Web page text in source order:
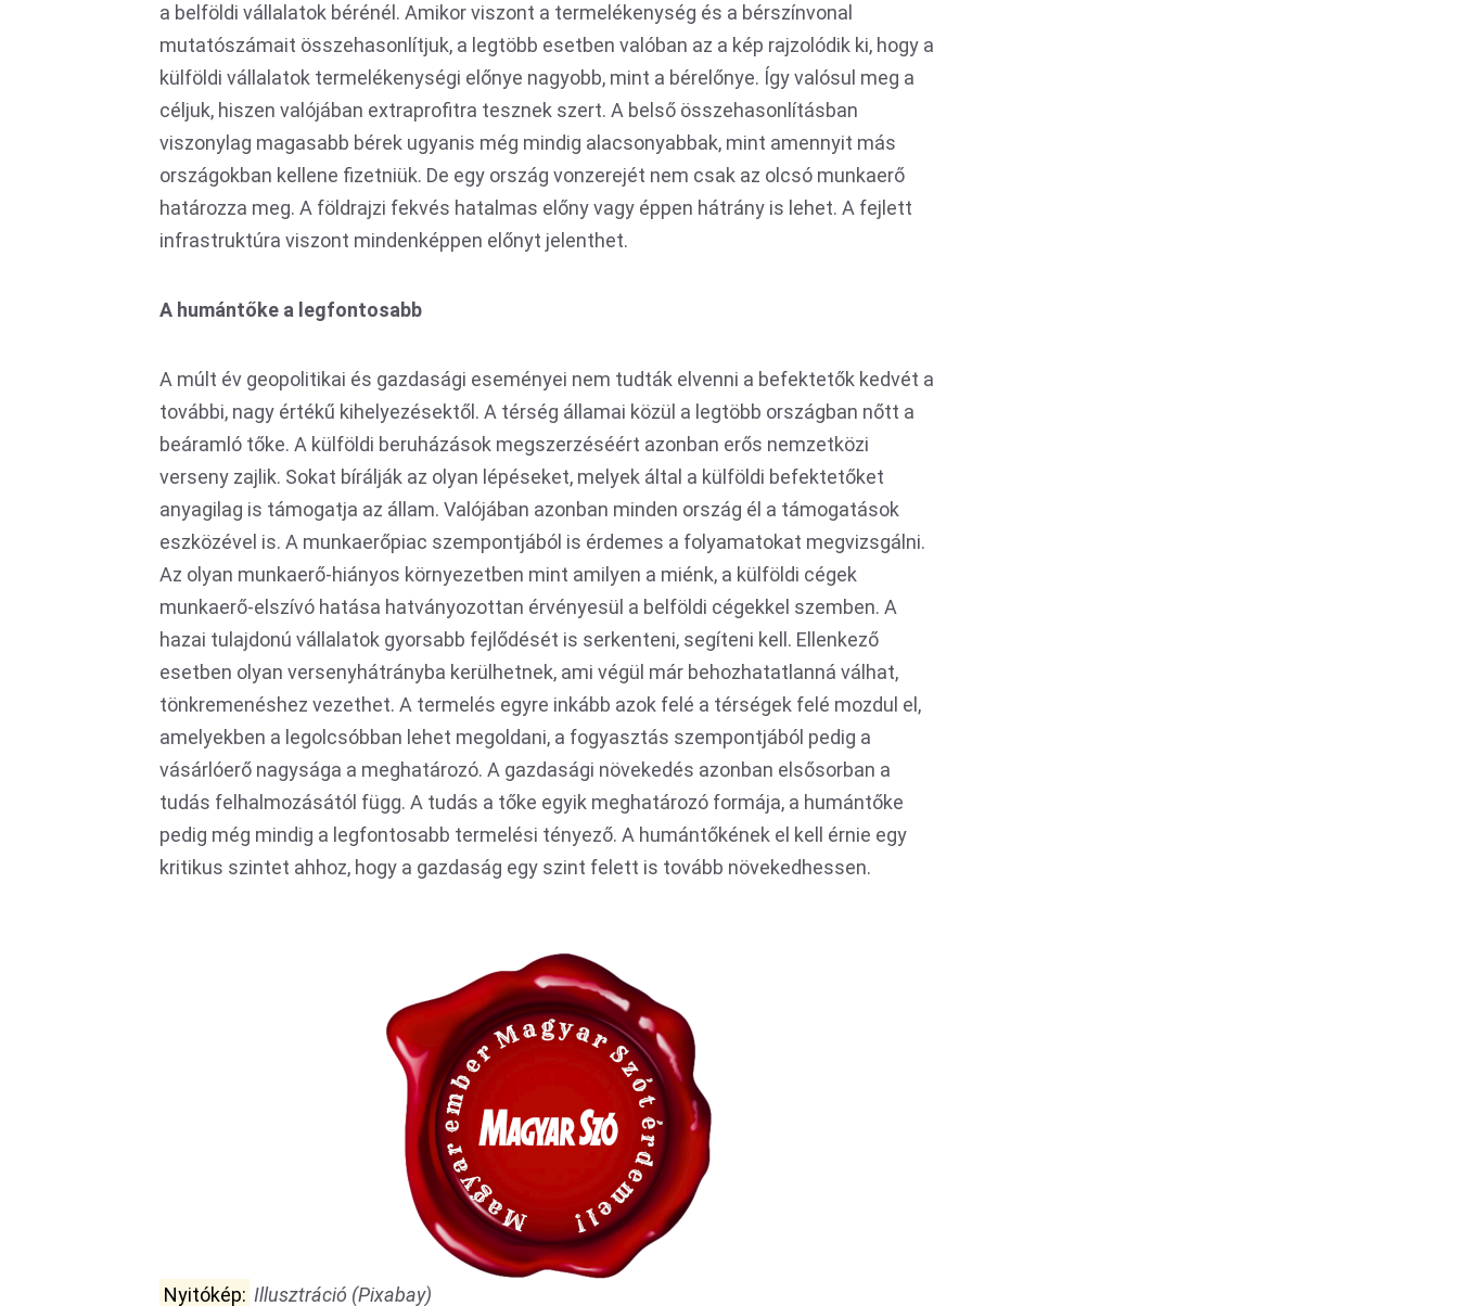
a belföldi vállalatok bérénél. Amikor viszont a termelékenység és a bérszínvonal
mutatószámait összehasonlítjuk, a legtöbb esetben valóban az a kép rajzolódik ki, hogy a
külföldi vállalatok termelékenységi előnye nagyobb, mint a bérelőnye. Így valósul meg a
céljuk, hiszen valójában extraprofitra tesznek szert. A belső összehasonlításban
viszonylag magasabb bérek ugyanis még mindig alacsonyabbak, mint amennyit más
országokban kellene fizetniük. De egy ország vonzerejét nem csak az olcsó munkaerő
határozza meg. A földrajzi fekvés hatalmas előny vagy éppen hátrány is lehet. A fejlett
infrastruktúra viszont mindenképpen előnyt jelenthet.
A humántőke a legfontosabb
A múlt év geopolitikai és gazdasági eseményei nem tudták elvenni a befektetők kedvét a
további, nagy értékű kihelyezésektől. A térség államai közül a legtöbb országban nőtt a
beáramló tőke. A külföldi beruházások megszerzéséért azonban erős nemzetközi
verseny zajlik. Sokat bírálják az olyan lépéseket, melyek által a külföldi befektetőket
anyagilag is támogatja az állam. Valójában azonban minden ország él a támogatások
eszközével is. A munkaerőpiac szempontjából is érdemes a folyamatokat megvizsgálni.
Az olyan munkaerő-hiányos környezetben mint amilyen a miénk, a külföldi cégek
munkaerő-elszívó hatása hatványozottan érvényesül a belföldi cégekkel szemben. A
hazai tulajdonú vállalatok gyorsabb fejlődését is serkenteni, segíteni kell. Ellenkező
esetben olyan versenyhátrányba kerülhetnek, ami végül már behozhatatlanná válhat,
tönkremenéshez vezethet. A termelés egyre inkább azok felé a térségek felé mozdul el,
amelyekben a legolcsóbban lehet megoldani, a fogyasztás szempontjából pedig a
vásárlóerő nagysága a meghatározó. A gazdasági növekedés azonban elsősorban a
tudás felhalmozásától függ. A tudás a tőke egyik meghatározó formája, a humántőke
pedig még mindig a legfontosabb termelési tényező. A humántőkének el kell érnie egy
kritikus szintet ahhoz, hogy a gazdaság egy szint felett is tovább növekedhessen.
Nyitókép: Illusztráció (Pixabay)